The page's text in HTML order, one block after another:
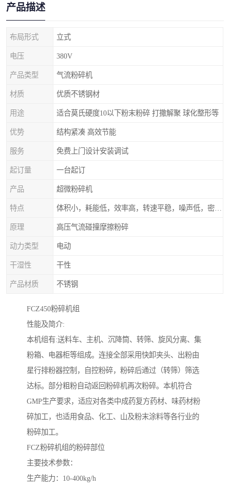
产品描述
布局形式 立式
电压 380V
产品类型 气流粉碎机
材质 优质不锈钢材
用途 适合莫氏硬度10以下粉末粉碎 打撒解聚 球化整形等
优势 结构紧凑 高效节能
服务 免费上门设计安装调试
起订量 一台起订
产品 超微粉碎机
特点
原理 高压气流碰撞摩擦粉碎
动力类型 电动
干湿性 干性
产品材质 不锈钢
FCZ450粉碎机组
性能及简介:
本机组有:送料车、主机、沉降筒、转筛、旋风分离、集
粉箱、电器柜等组成。连接全部采用快卸夹头、出粉由
星行排粉器控制，自控粉碎，粉碎后通过（转筛）筛选
达标。部分粗粉自动返回粉碎机再次粉碎。本机符合
GMP生产要求，适应对各类中成药复方药材、味药材粉
碎加工，也适用食品、化工、山及粉末涂料等各行业的
粉碎加工。
FCZ粉碎机组的粉碎部位
主要技术参数：
生产能力：10-400kg/h